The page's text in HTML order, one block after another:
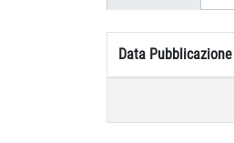
Data Pubblicazione